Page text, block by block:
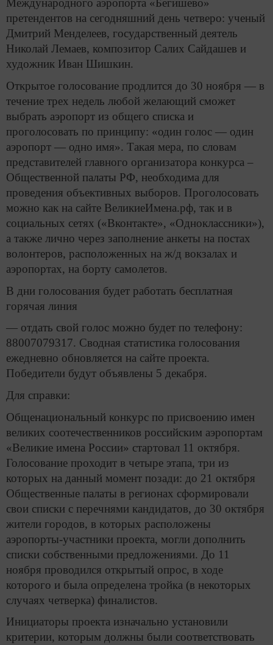
Международного аэропорта «Бегишево»
претендентов на сегодняшний день четверо: ученый
Дмитрий Менделеев, государственный деятель
Николай Лемаев, композитор Салих Сайдашев и
художник Иван Шишкин.
Открытое голосование продлится до 30 ноября — в
течение трех недель любой желающий сможет
выбрать аэропорт из общего списка и
проголосовать по принципу: «один голос — один
аэропорт — одно имя». Такая мера, по словам
представителей главного организатора конкурса –
Общественной палаты РФ, необходима для
проведения объективных выборов. Проголосовать
можно как на сайте ВеликиеИмена.рф, так и в
социальных сетях («Вконтакте», «Одноклассники»),
а также лично через заполнение анкеты на постах
волонтеров, расположенных на ж/д вокзалах и
аэропортах, на борту самолетов.
В дни голосования будет работать бесплатная
горячая линия
— отдать свой голос можно будет по телефону:
88007079317. Сводная статистика голосования
ежедневно обновляется на сайте проекта.
Победители будут объявлены 5 декабря.
Для справки:
Общенациональный конкурс по присвоению имен
великих соотечественников российским аэропортам
«Великие имена России» стартовал 11 октября.
Голосование проходит в четыре этапа, три из
которых на данный момент позади: до 21 октября
Общественные палаты в регионах сформировали
свои списки с перечнями кандидатов, до 30 октября
жители городов, в которых расположены
аэропорты-участники проекта, могли дополнить
списки собственными предложениями. До 11
ноября проводился открытый опрос, в ходе
которого и была определена тройка (в некоторых
случаях четверка) финалистов.
Инициаторы проекта изначально установили
критерии, которым должны были соответствовать